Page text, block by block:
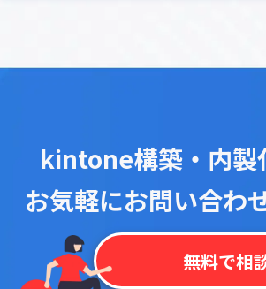
kintone構築・内製
お気軽にお問い合わ
無料で相